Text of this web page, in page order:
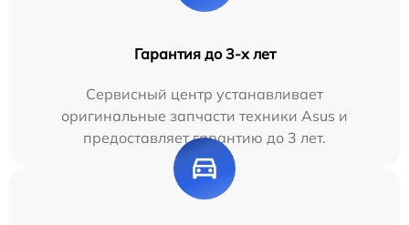
Гарантия до 3-х лет
Сервисный центр устанавливает
оригинальные запчасти техники Asus и
предоставляет гарантию до 3 лет.